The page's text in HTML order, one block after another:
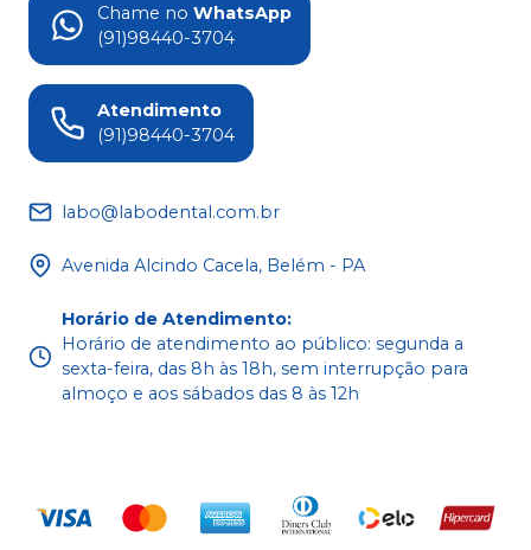
Chame no WhatsApp
(91)98440-3704
Atendimento
(91)98440-3704
labo@labodental.com.br
Avenida Alcindo Cacela, Belém - PA
Horário de Atendimento:
Horário de atendimento ao público: segunda a
sexta-feira, das 8h às 18h, sem interrupção para
almoço e aos sábados das 8 às 12h